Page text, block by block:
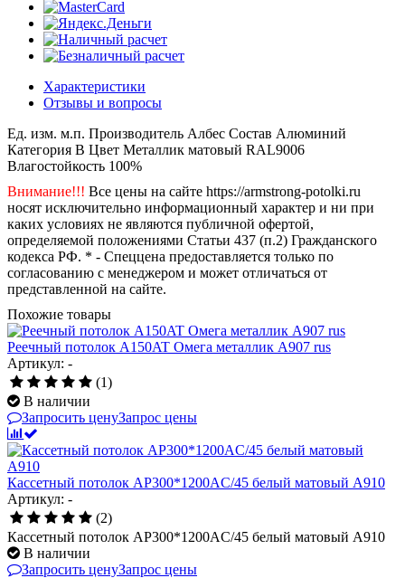
Характеристики
Отзывы и вопросы
Ед. изм. м.п. Производитель Албес Состав Алюминий
Категория B Цвет Металлик матовый RAL9006
Влагостойкость 100%
Внимание!!! Все цены на сайте https://armstrong-potolki.ru
носят исключительно информационный характер и ни при
каких условиях не являются публичной офертой,
определяемой положениями Статьи 437 (п.2) Гражданского
кодекса РФ. * - Спеццена предоставляется только по
согласованию с менеджером и может отличаться от
представленной на сайте.
Похожие товары
Реечный потолок A150AT Омега металлик А907 rus
Артикул: -
(1)
В наличии
Запросить ценуЗапрос цены
Кассетный потолок AP300*1200AC/45 белый матовый А910
Артикул: -
(2)
Кассетный потолок AP300*1200AC/45 белый матовый А910
В наличии
Запросить ценуЗапрос цены